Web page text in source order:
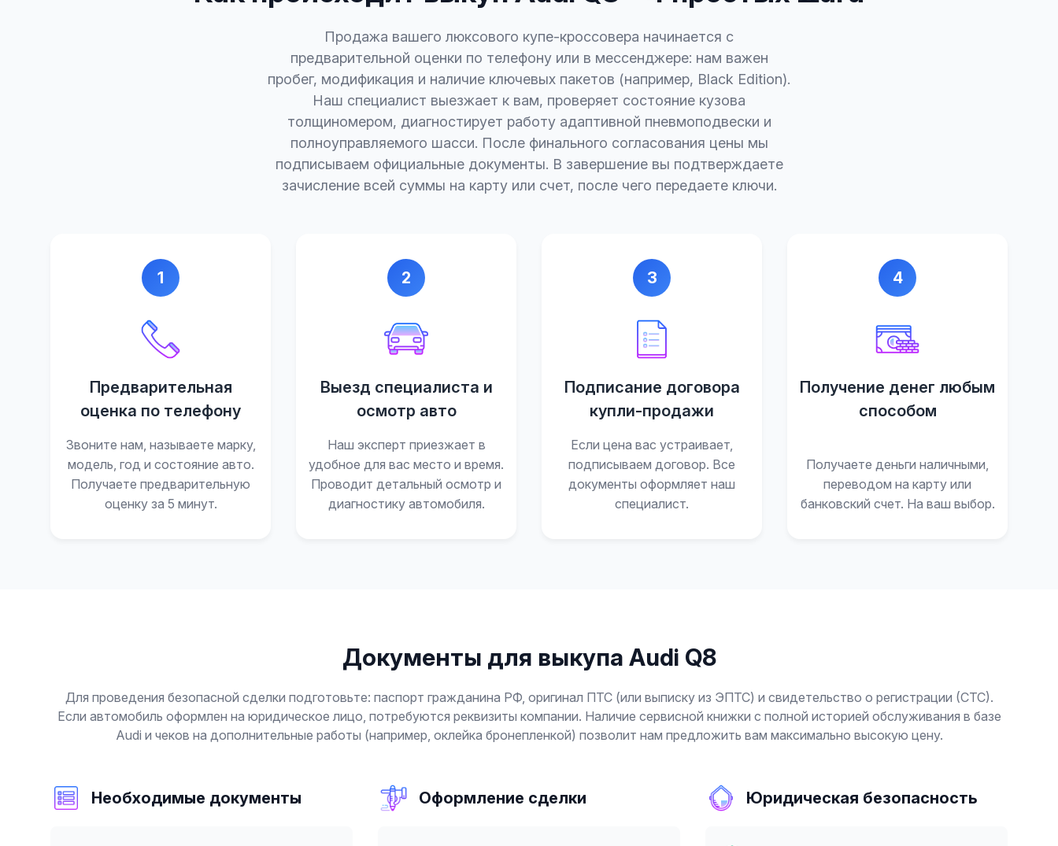
Продажа вашего люксового купе-кроссовера начинается с
предварительной оценки по телефону или в мессенджере: нам важен
пробег, модификация и наличие ключевых пакетов (например, Black Edition).
Наш специалист выезжает к вам, проверяет состояние кузова
толщиномером, диагностирует работу адаптивной пневмоподвески и
полноуправляемого шасси. После финального согласования цены мы
подписываем официальные документы. В завершение вы подтверждаете
зачисление всей суммы на карту или счет, после чего передаете ключи.
1
Предварительная
оценка по телефону
Звоните нам, называете марку,
модель, год и состояние авто.
Получаете предварительную
оценку за 5 минут.
2
Выезд специалиста и
осмотр авто
Наш эксперт приезжает в
удобное для вас место и время.
Проводит детальный осмотр и
диагностику автомобиля.
3
Подписание договора
купли-продажи
Если цена вас устраивает,
подписываем договор. Все
документы оформляет наш
специалист.
4
Получение денег любым
способом
Получаете деньги наличными,
переводом на карту или
банковский счет. На ваш выбор.
Документы для выкупа Audi Q8
Для проведения безопасной сделки подготовьте: паспорт гражданина РФ, оригинал ПТС (или выписку из ЭПТС) и свидетельство о регистрации (СТС).
Если автомобиль оформлен на юридическое лицо, потребуются реквизиты компании. Наличие сервисной книжки с полной историей обслуживания в базе
Audi и чеков на дополнительные работы (например, оклейка бронепленкой) позволит нам предложить вам максимально высокую цену.
Необходимые документы Оформление сделки Юридическая безопасность